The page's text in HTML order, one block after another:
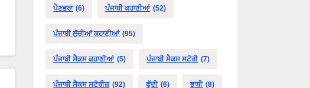
ਪੈਣਭਰਾ (6) ਪੰਜਾਬੀ ਕਹਾਣੀਆਂ (52)
ਪੰਜਾਬੀ ਲੁੱਚੀਆਂ ਕਹਾਣੀਆਂ (95)
ਪੰਜਾਬੀ ਸੈਕਸ ਕਹਾਣੀਆਂ (5) ਪੰਜਾਬੀ ਸੈਕਸ ਸਟੋਰੀ (7)
ਪੰਜਾਬੀ ਸੈਕਸ ਸਟੋਰੀਜ਼ (92) ਫੁੱਦੀ (6) ਭਾਬੀ (8)